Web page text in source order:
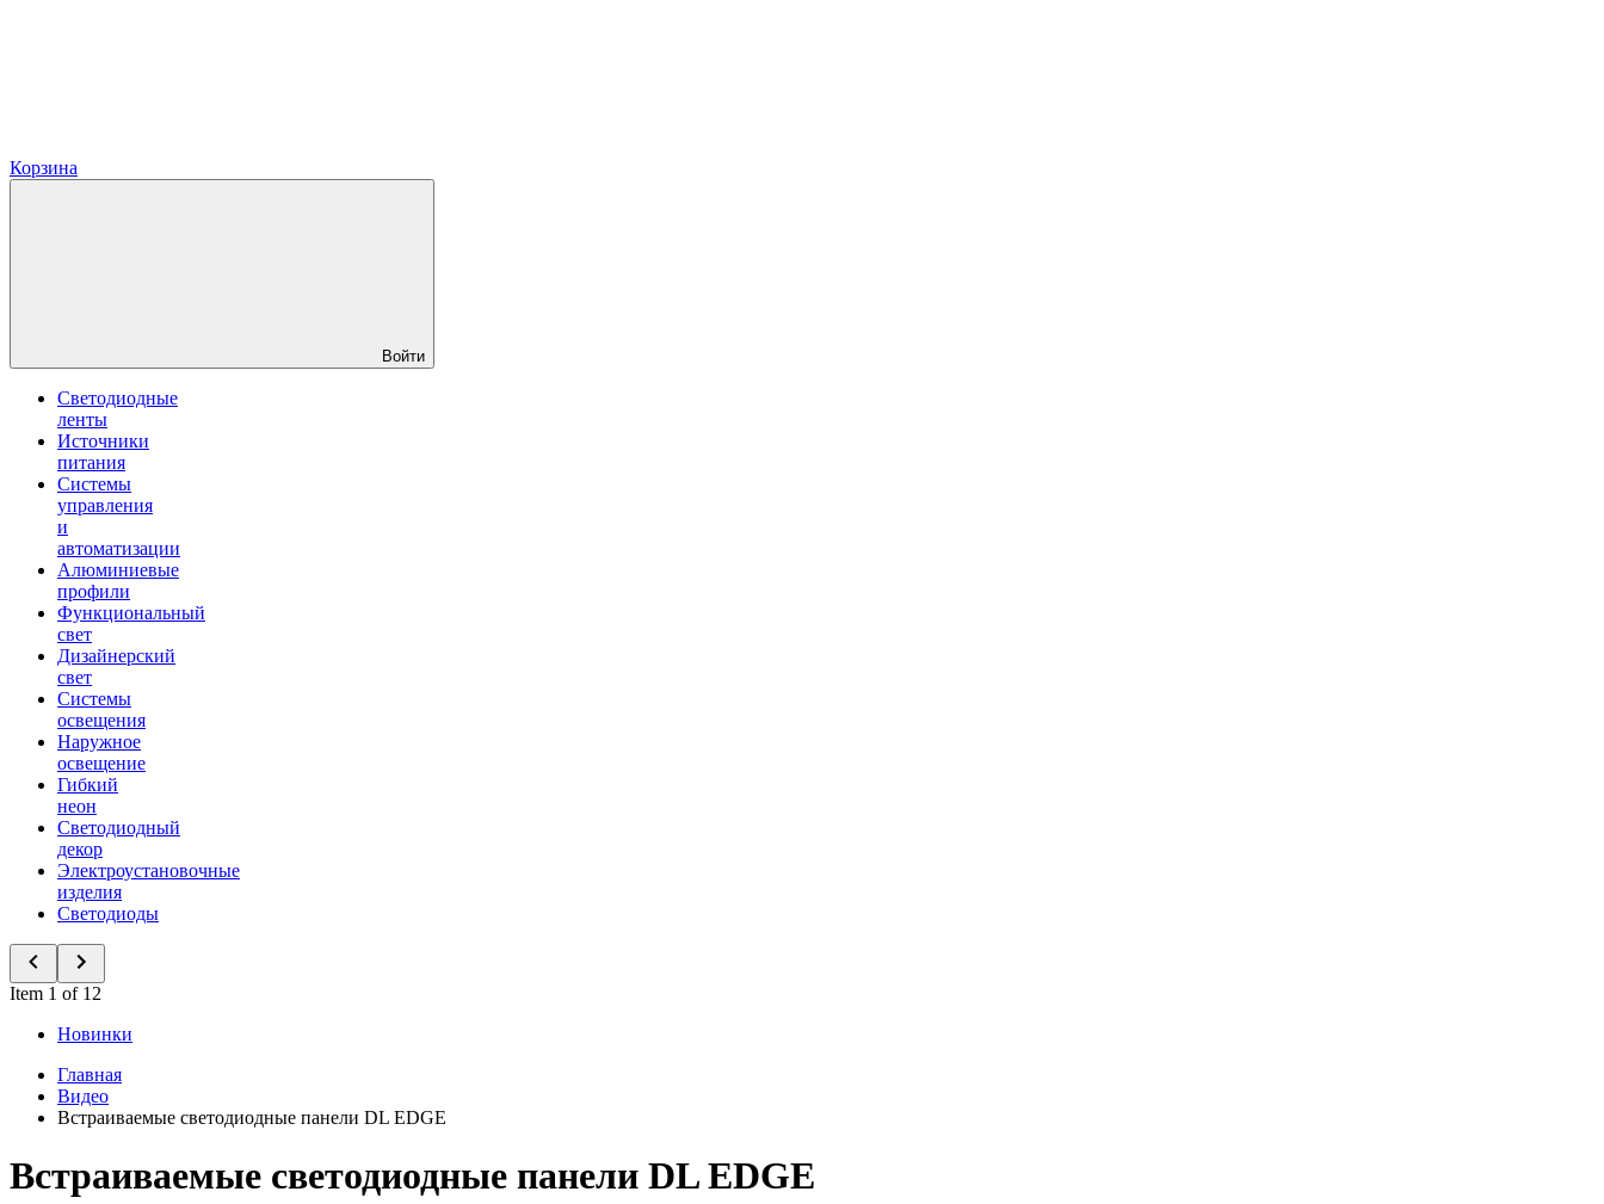
Корзина
Войти
Светодиодные
ленты
Источники
питания
Системы
управления
и
автоматизации
Алюминиевые
профили
Функциональный
свет
Дизайнерский
свет
Системы
освещения
Наружное
освещение
Гибкий
неон
Светодиодный
декор
Электроустановочные
изделия
Светодиоды
Item 1 of 12
Новинки
Главная
Видео
Встраиваемые светодиодные панели DL EDGE
Встраиваемые светодиодные панели DL EDGE